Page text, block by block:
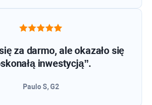
za darmo, ale okazało się
inwestycją”.
Paulo S, G2